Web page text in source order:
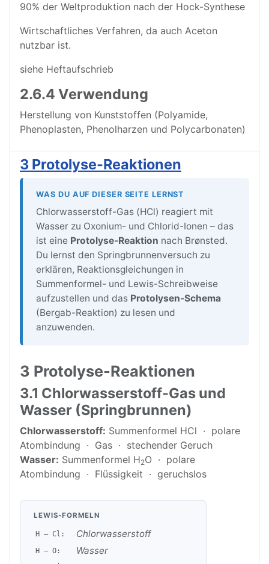
90% der Weltproduktion nach der Hock-Synthese
Wirtschaftliches Verfahren, da auch Aceton
nutzbar ist.
siehe Heftaufschrieb
2.6.4 Verwendung
Herstellung von Kunststoffen (Polyamide,
Phenoplasten, Phenolharzen und Polycarbonaten)
3 Protolyse-Reaktionen
WAS DU AUF DIESER SEITE LERNST
Chlorwasserstoff-Gas (HCl) reagiert mit
Wasser zu Oxonium- und Chlorid-Ionen – das
ist eine Protolyse-Reaktion nach Brønsted.
Du lernst den Springbrunnenversuch zu
erklären, Reaktionsgleichungen in
Summenformel- und Lewis-Schreibweise
aufzustellen und das Protolysen-Schema
(Bergab-Reaktion) zu lesen und
anzuwenden.
3 Protolyse-Reaktionen
3.1 Chlorwasserstoff-Gas und
Wasser (Springbrunnen)
Chlorwasserstoff: Summenformel HCl · polare
Atombindung · Gas · stechender Geruch
Wasser: Summenformel H2O · polare
Atombindung · Flüssigkeit · geruchslos
LEWIS-FORMELN
H — Cl: Chlorwasserstoff
H — O: Wasser